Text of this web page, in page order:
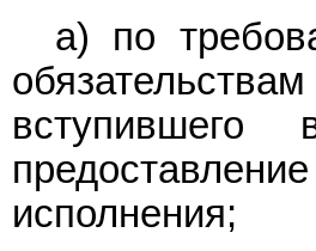
а) по
исполнения;